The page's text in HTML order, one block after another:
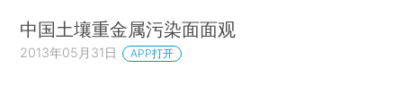
中国土壤重金属污染面面观
2013年05月31日 APP打开